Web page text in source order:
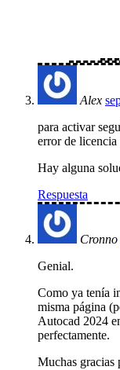
Alex
para activar
error de
Hay alguna
Respuesta
Cronno
Genial.
Como ya tenía
misma página
Autocad 2024
perfectamente.
Muchas gracias